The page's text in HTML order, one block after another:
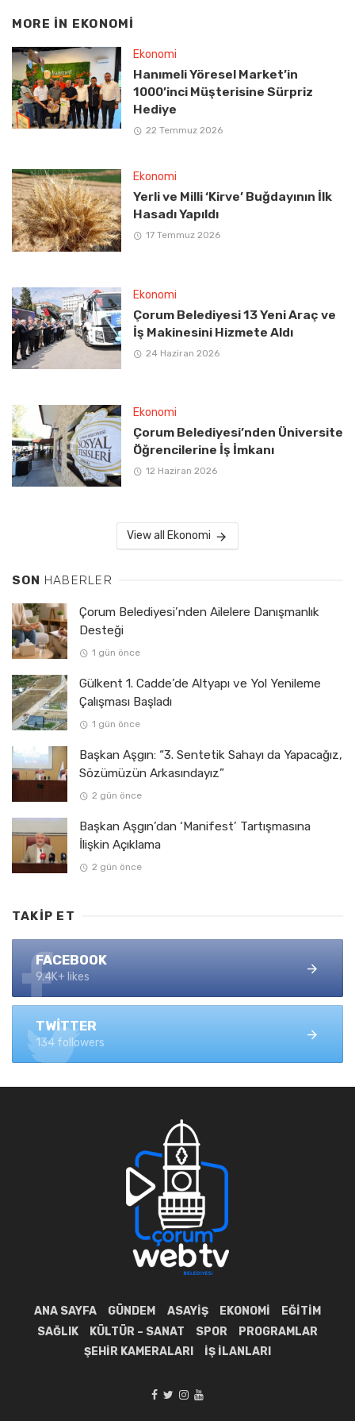
MORE IN EKONOMI
Ekonomi
Hanımeli Yöresel Market’in
1000’inci Müşterisine Sürpriz
Hediye
22 Temmuz 2026
Ekonomi
Yerli ve Milli ‘Kirve’ Buğdayının İlk
Hasadı Yapıldı
17 Temmuz 2026
Ekonomi
Çorum Belediyesi 13 Yeni Araç ve
İş Makinesini Hizmete Aldı
24 Haziran 2026
Ekonomi
Çorum Belediyesi’nden Üniversite
Öğrencilerine İş İmkanı
12 Haziran 2026
View all Ekonomi
SON HABERLER
Çorum Belediyesi’nden Ailelere Danışmanlık
Desteği
1 gün önce
Gülkent 1. Cadde’de Altyapı ve Yol Yenileme
Çalışması Başladı
1 gün önce
Başkan Aşgın: “3. Sentetik Sahayı da Yapacağız,
Sözümüzün Arkasındayız”
2 gün önce
Başkan Aşgın’dan ‘Manifest’ Tartışmasına
İlişkin Açıklama
2 gün önce
TAKIP ET
FACEBOOK
9.4K+ likes
TWITTER
134 followers
ANA SAYFA GÜNDEM ASAYIŞ EKONOMI
EĞITIM
SAĞLIK
KÜLTÜR – SANAT SPOR
PROGRAMLAR
ŞEHIR KAMERALARI
İŞ İLANLARI